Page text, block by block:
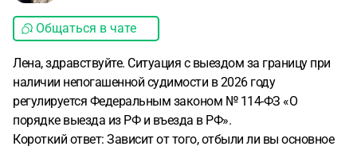
Общаться в чате
Лена, здравствуйте. Ситуация с выездом за границу при
наличии непогашенной судимости в 2026 году
регулируется Федеральным законом № 114-ФЗ «О
порядке выезда из РФ и въезда в РФ».
Короткий ответ: Зависит от того, отбыли ли вы основное